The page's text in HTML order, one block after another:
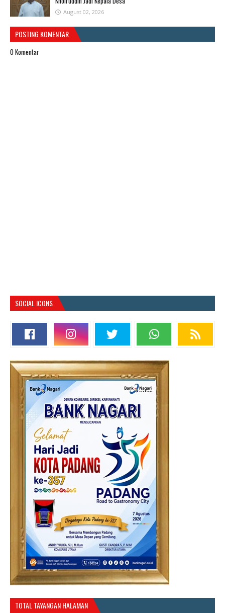
August 02, 2026
POSTING KOMENTAR
0 Komentar
SOCIAL ICONS
TOTAL TAYANGAN HALAMAN